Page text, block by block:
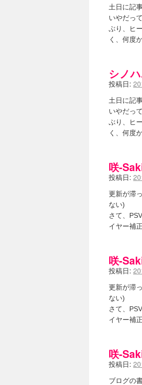
咲-
咲-
君の友
ぽっこ
妄言郷
アニ
白い物
らぎこ
考え
まい
プンス
Ethan
幸咲良
読ん
世紀末
すばら
ハッち
ぐりー
花鳥風
電波天
土日に記
いやだっ
ぶり、ヒ
く、何度
シノ
投稿日:
土日に記
いやだっ
ぶり、ヒ
く、何度
咲-
投稿日:
更新が滞
ない)
さて、
イヤー補
咲-
投稿日:
更新が滞
ない)
さて、
イヤー補
咲-
投稿日:
ブログの